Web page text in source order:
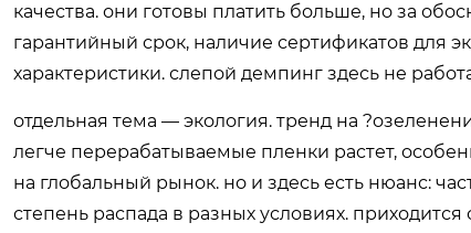
качества. они готовы платить больше, но за
гарантийный срок, наличие сертификатов для
характеристики. слепой демпинг здесь не
отдельная тема — экология. тренд на
легче перерабатываемые пленки растет,
на глобальный рынок. но и здесь есть нюанс:
степень распада в разных условиях.